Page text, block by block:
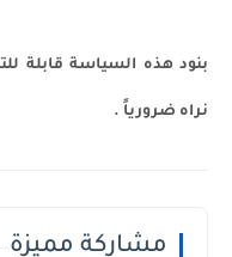
بنود هذه السياسة قابلة
نراه ضرورياً .
مشاركة مميزة